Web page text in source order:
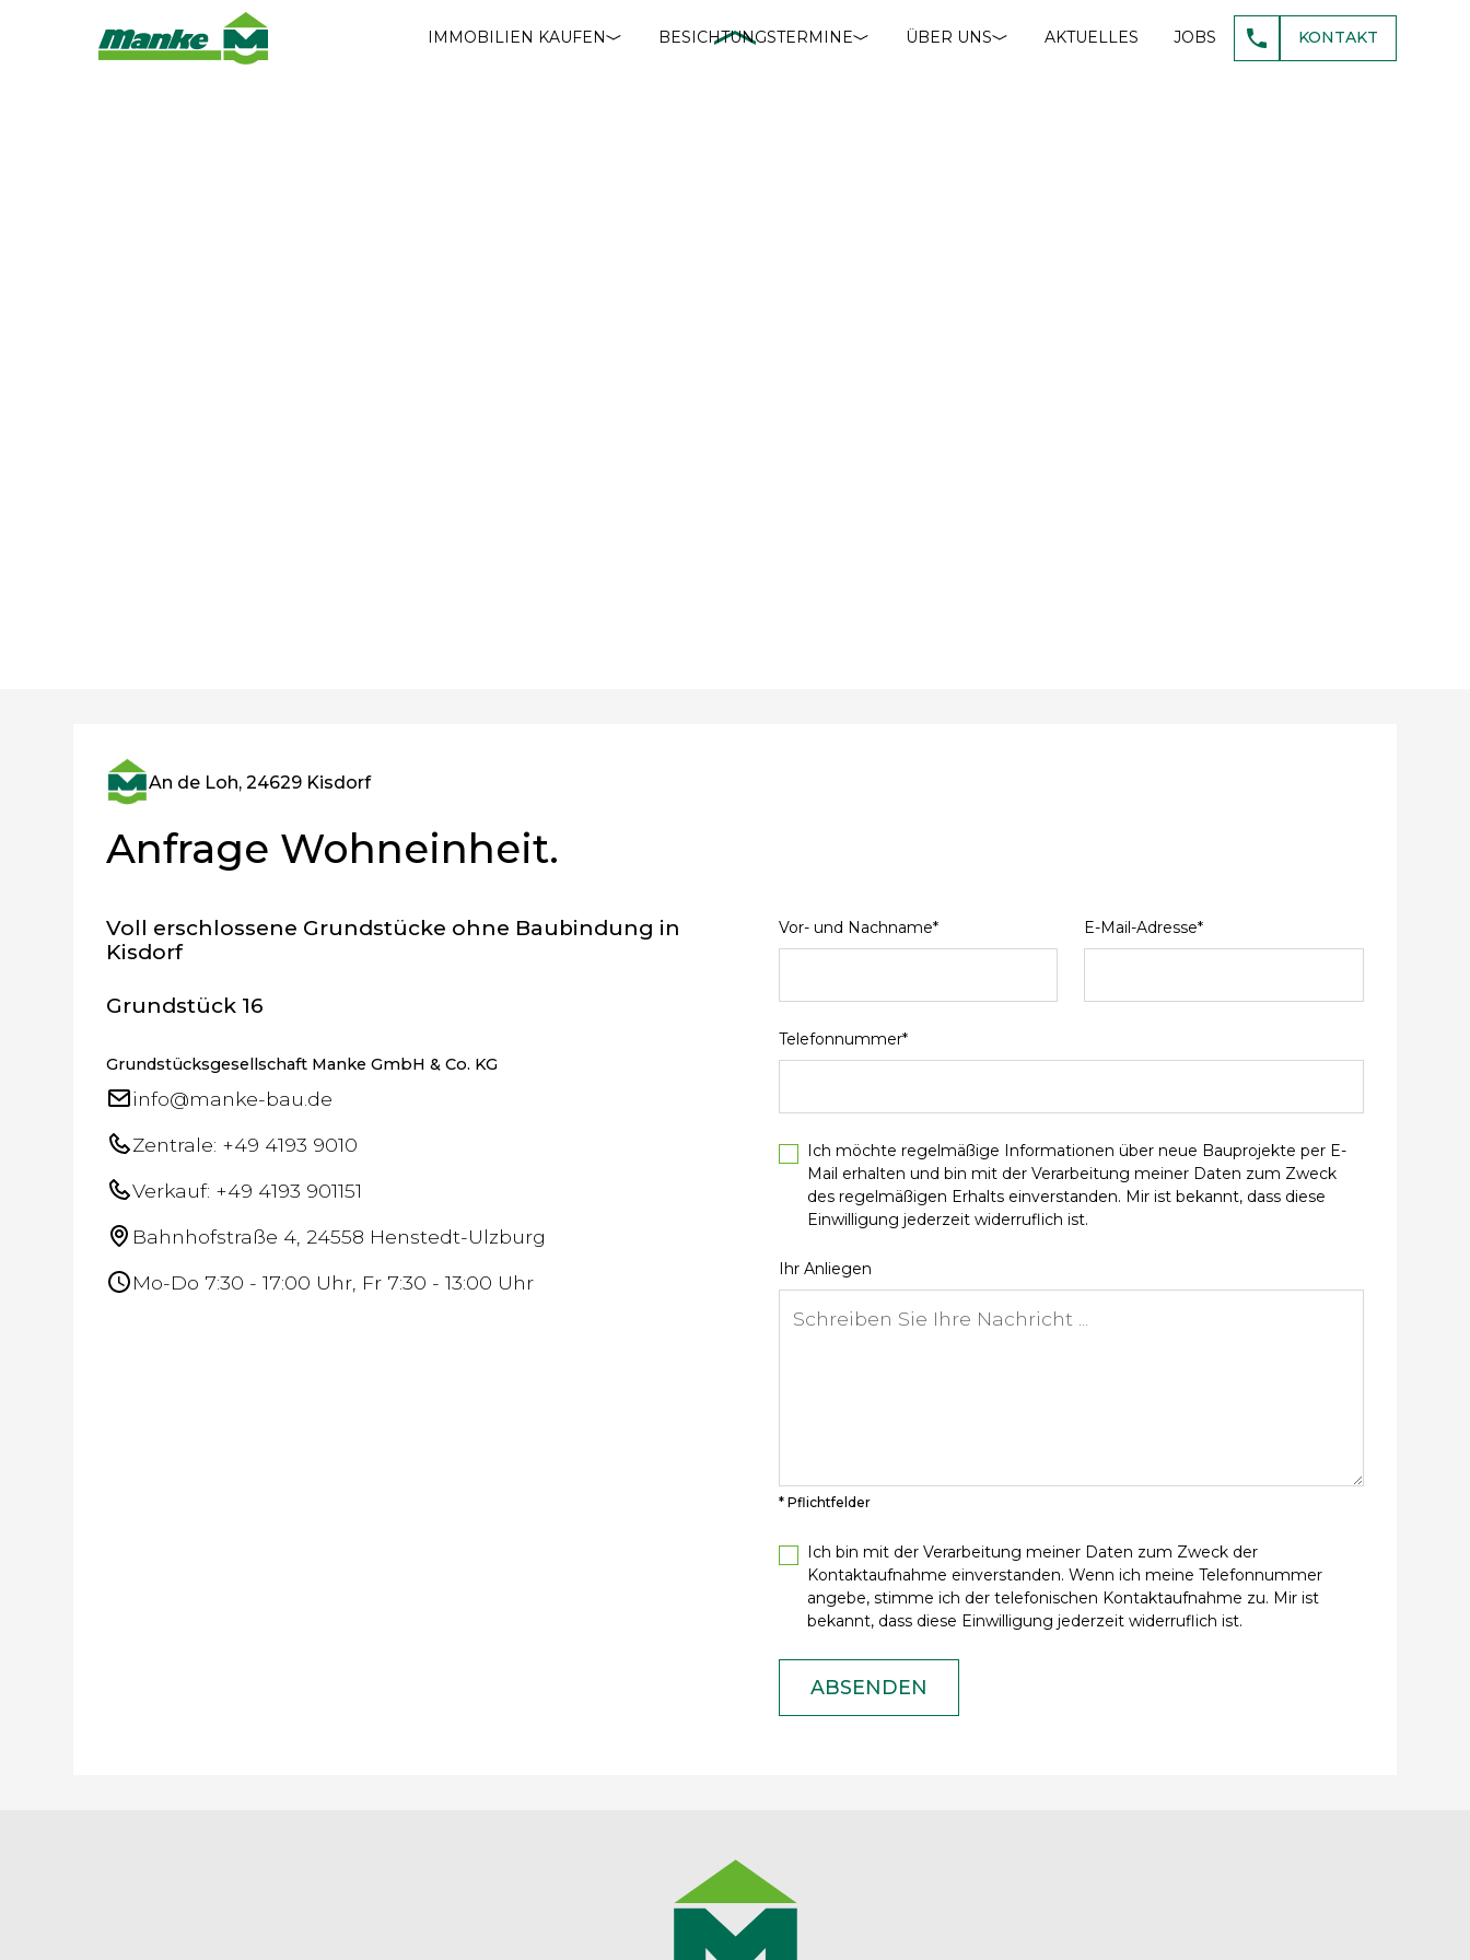
IMMOBILIEN KAUFEN BESICHTUNGSTERMINE ÜBER UNS AKTUELLES JOBS KONTAKT
An de Loh, 24629 Kisdorf
Anfrage Wohneinheit.
Voll erschlossene Grundstücke ohne Baubindung in
Kisdorf
Grundstück 16
Grundstücksgesellschaft Manke GmbH & Co. KG
info@manke-bau.de
Zentrale: +49 4193 9010
Verkauf: +49 4193 901151
Bahnhofstraße 4, 24558 Henstedt-Ulzburg
Mo-Do 7:30 - 17:00 Uhr, Fr 7:30 - 13:00 Uhr
Vor- und Nachname* E-Mail-Adresse*
Telefonnummer*
Ich möchte regelmäßige Informationen über neue Bauprojekte per E-
Mail erhalten und bin mit der Verarbeitung meiner Daten zum Zweck
des regelmäßigen Erhalts einverstanden. Mir ist bekannt, dass diese
Einwilligung jederzeit widerruflich ist.
Ihr Anliegen
* Pflichtfelder
Ich bin mit der Verarbeitung meiner Daten zum Zweck der
Kontaktaufnahme einverstanden. Wenn ich meine Telefonnummer
angebe, stimme ich der telefonischen Kontaktaufnahme zu. Mir ist
bekannt, dass diese Einwilligung jederzeit widerruflich ist.